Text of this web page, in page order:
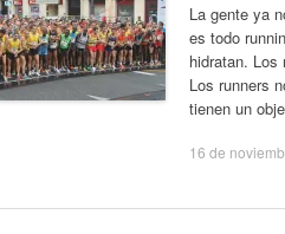
La gente ya
es todo
hidratan. Los
Los runners
tienen un
16 de